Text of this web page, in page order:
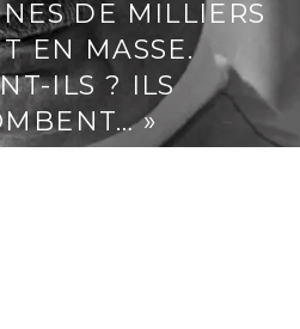
DE MILLIERS
EN MASSE.
ILS ? ILS
»